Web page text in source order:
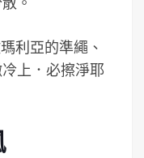
利亞的準繩、
上．必擦淨耶